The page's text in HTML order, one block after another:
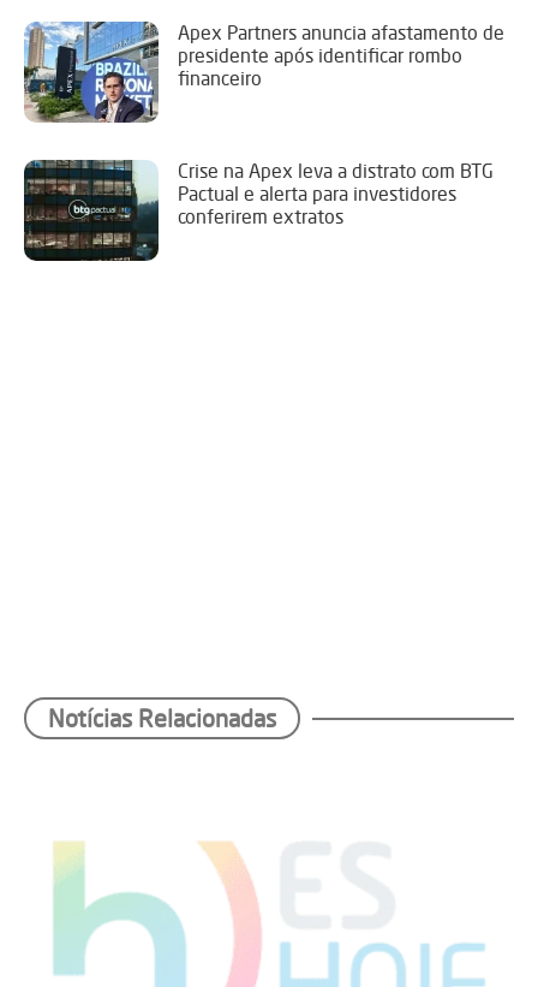
Apex Partners anuncia afastamento de
presidente após identificar rombo
financeiro
Crise na Apex leva a distrato com BTG
Pactual e alerta para investidores
conferirem extratos
Notícias Relacionadas